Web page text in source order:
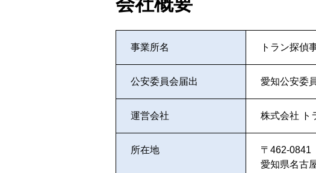
事業所名 トラン探偵
公安委員会届出 愛知公安委
運営会社 株式会社 ト
所在地
〒462-0841
愛知県名古